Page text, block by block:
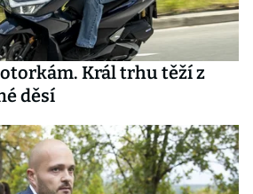
Král trhu těží z
děsí